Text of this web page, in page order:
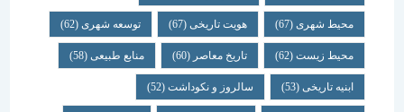
محیط شهری(67) هویت تاریخی(67) توسعه شهری(62)
محیط زیست(62) تاریخ معاصر(60) منابع طبیعی(58)
ابنیه تاریخی(53) سالروز و نکوداشت(52)